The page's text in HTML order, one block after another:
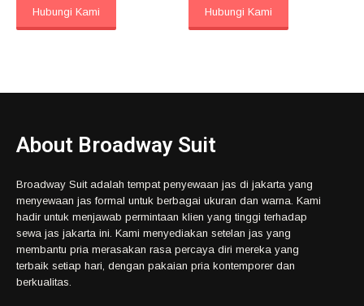
dari 5Hubungi Kami
dari 5Hubungi Kami
About Broadway Suit
Broadway Suit adalah tempat penyewaan jas di jakarta yang
menyewaan jas formal untuk berbagai ukuran dan warna. Kami
hadir untuk menjawab permintaan klien yang tinggi terhadap
sewa jas jakarta ini. Kami menyediakan setelan jas yang
membantu pria merasakan rasa percaya diri mereka yang
terbaik setiap hari, dengan pakaian pria kontemporer dan
berkualitas.